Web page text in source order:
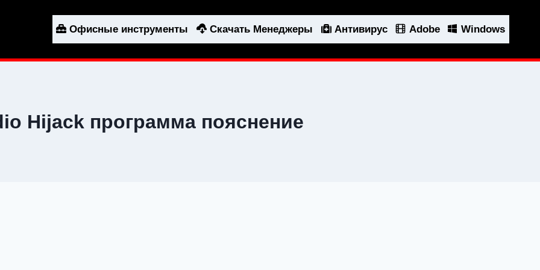
Офисные инструменты Скачать Менеджеры Антивирус Adobe Windows
Hijack программа пояснение